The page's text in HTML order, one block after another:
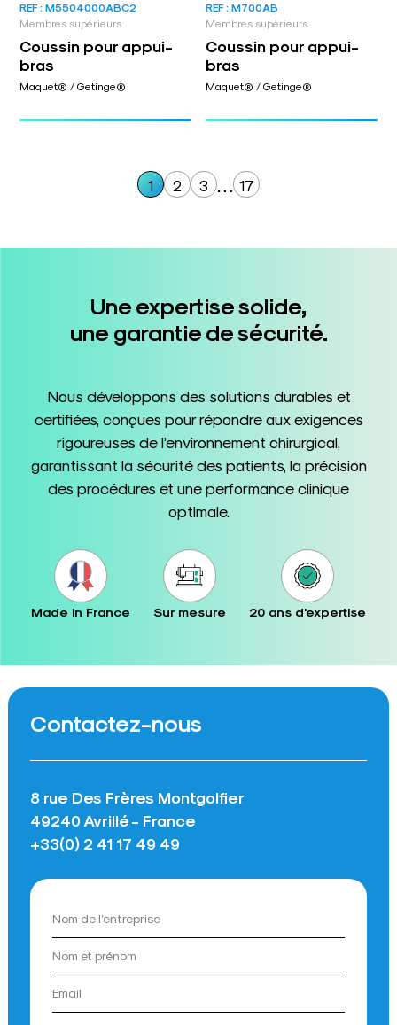
Membres supérieurs
REF : M5504000ABC2
Coussin pour appui-
bras
Maquet® / Getinge®
Membres supérieurs
REF : M700AB
Coussin pour appui-
bras
Maquet® / Getinge®
1 2 3 … 17
Une expertise solide,
une garantie de sécurité.
Nous développons des solutions durables et
certifiées, conçues pour répondre aux exigences
rigoureuses de l’environnement chirurgical,
garantissant la sécurité des patients, la précision
des procédures et une performance clinique
optimale.
Made in France Sur mesure 20 ans d'expertise
Contactez-nous
8 rue Des Frères Montgolfier
49240 Avrillé - France
+33(0) 2 41 17 49 49